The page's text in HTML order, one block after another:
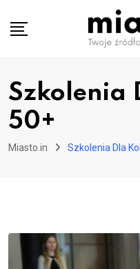
Szkolenia
50+
Miasto.in Szkolenia Dla